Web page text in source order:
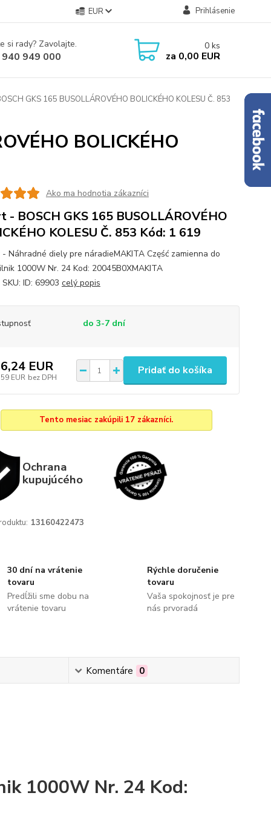
EUR Prihlásenie
si rady? Zavolajte.
949 000
0 ks
za 0,00 EUR
GKS 165 BUSOLLÁROVÉHO BOLICKÉHO KOLESU Č. 853
BOLICKÉHO
Ako ma hodnotia zákazníci
- BOSCH GKS 165 BUSOLLÁROVÉHO
KOLESU Č. 853 Kód: 1 619
Náhradné diely pre náradieMAKITA Część zamienna do
1000W Nr. 24 Kod: 20045B0XMAKITA
ID: 69903 celý popis
do 3-7 dní
EUR
EUR bez DPH
Pridať do košíka
Tento mesiac zakúpili 17 zákazníci.
Ochrana
kupujúcého
13160422473
30 dní na vrátenie
tovaru
Predĺžili sme dobu na
vrátenie tovaru
Rýchle doručenie
tovaru
Vaša spokojnosť je pre
nás prvoradá
Komentáre 0
1000W Nr. 24 Kod: